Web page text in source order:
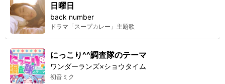
日曜日
back number
ドラマ「スープカレー」主題歌
にっこり^^調査隊のテーマ
ワンダーランズ×ショウタイム
初音ミク